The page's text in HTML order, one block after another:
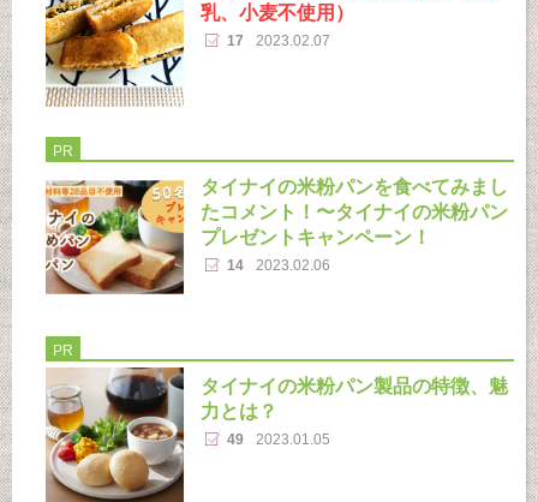
乳、小麦不使用）
17 2023.02.07
PR
タイナイの米粉パンを食べてみまし
たコメント！〜タイナイの米粉パン
プレゼントキャンペーン！
14 2023.02.06
PR
タイナイの米粉パン製品の特徴、魅
力とは？
49 2023.01.05